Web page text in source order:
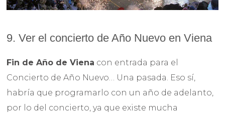
9. Ver el concierto de Año Nuevo en Viena
Fin de Año de Viena con entrada para el
Concierto de Año Nuevo… Una pasada. Eso sí,
habría que programarlo con un año de adelanto,
por lo del concierto, ya que existe mucha